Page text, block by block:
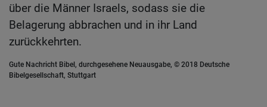
über die Männer Israels, sodass sie die
Belagerung abbrachen und in ihr Land
zurückkehrten.
Gute Nachricht Bibel, durchgesehene Neuausgabe, © 2018 Deutsche
Bibelgesellschaft, Stuttgart